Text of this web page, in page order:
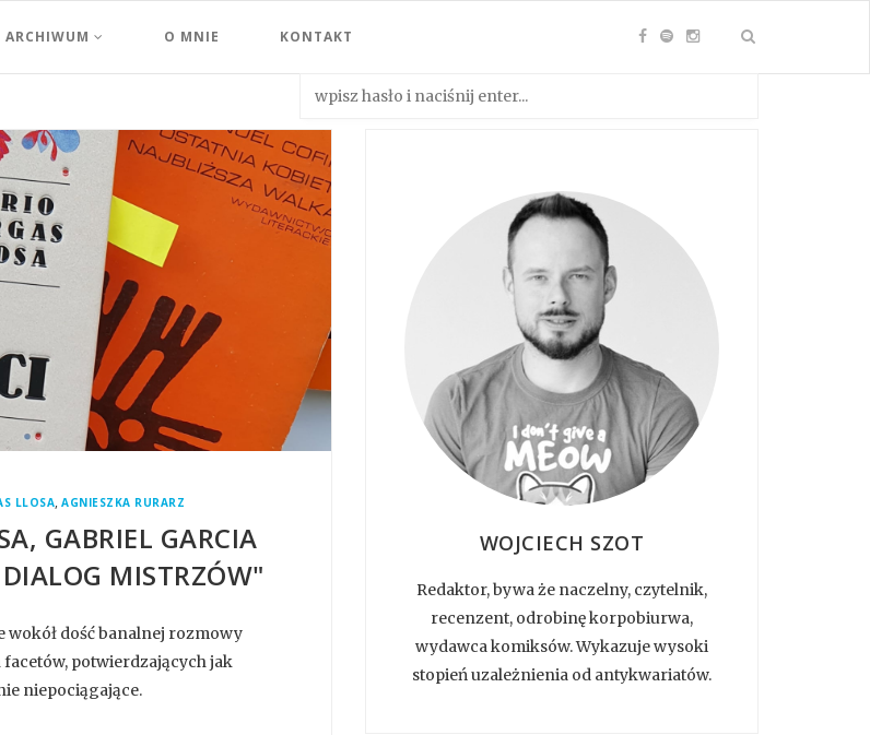
ARCHIWUM O MNIE KONTAKT
LLOSA, AGNIESZKA RURARZ
GABRIEL GARCIA
MISTRZÓW"
wokół dość banalnej rozmowy
potwierdzających jak
niepociągające.
WOJCIECH SZOT
Redaktor, bywa że naczelny, czytelnik,
recenzent, odrobinę korpobiurwa,
wydawca komiksów. Wykazuje wysoki
stopień uzależnienia od antykwariatów.